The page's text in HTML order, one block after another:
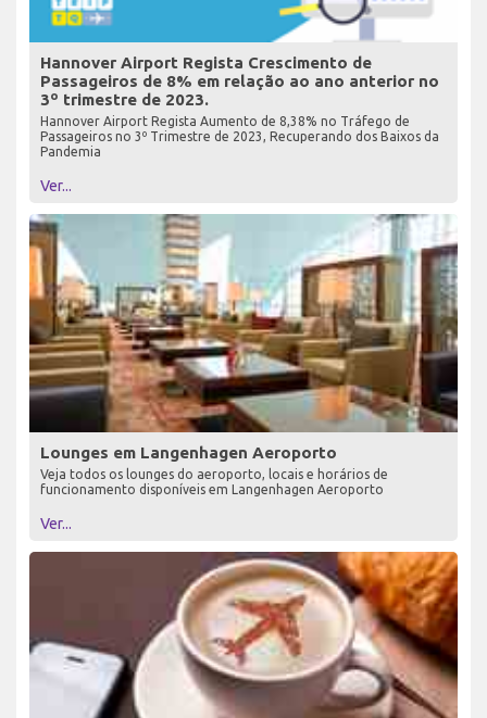
Hannover Airport Regista Crescimento de
Passageiros de 8% em relação ao ano anterior no
3º trimestre de 2023.
Hannover Airport Regista Aumento de 8,38% no Tráfego de
Passageiros no 3º Trimestre de 2023, Recuperando dos Baixos da
Pandemia
Ver...
Lounges em Langenhagen Aeroporto
Veja todos os lounges do aeroporto, locais e horários de
funcionamento disponíveis em Langenhagen Aeroporto
Ver...